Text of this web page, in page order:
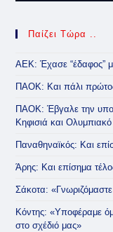
Παίζει Τώρα ..
ΑΕΚ: Έχασε “έδαφος”
ΠΑΟΚ: Και πάλι
ΠΑΟΚ: Έβγαλε την
Κηφισιά και Ολυμπιακό
Παναθηναϊκός: Και
Άρης: Και επίσημα
Σάκοτα:
Κόντης: «Υποφέραμε
στο σχέδιό μας»